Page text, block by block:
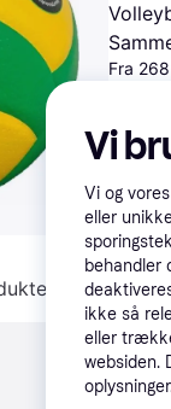
Fra
Vi
Vi og vores
eller
behandler
ikke så
eller
websiden.